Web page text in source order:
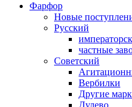
Фарфор
Новые
Русский
частные
Советский
Вербилки
Другие